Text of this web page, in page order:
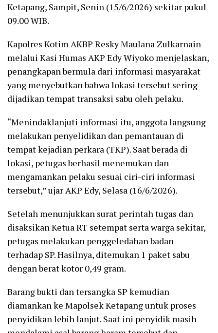
Ketapang, Sampit, Senin (15/6/2026) sekitar pukul
09.00 WIB.
Kapolres Kotim AKBP Resky Maulana Zulkarnain
melalui Kasi Humas AKP Edy Wiyoko menjelaskan,
penangkapan bermula dari informasi masyarakat
yang menyebutkan bahwa lokasi tersebut sering
dijadikan tempat transaksi sabu oleh pelaku.
“Menindaklanjuti informasi itu, anggota langsung
melakukan penyelidikan dan pemantauan di
tempat kejadian perkara (TKP). Saat berada di
lokasi, petugas berhasil menemukan dan
mengamankan pelaku sesuai ciri-ciri informasi
tersebut,” ujar AKP Edy, Selasa (16/6/2026).
Setelah menunjukkan surat perintah tugas dan
disaksikan Ketua RT setempat serta warga sekitar,
petugas melakukan penggeledahan badan
terhadap SP. Hasilnya, ditemukan 1 paket sabu
dengan berat kotor 0,49 gram.
Barang bukti dan tersangka SP kemudian
diamankan ke Mapolsek Ketapang untuk proses
penyidikan lebih lanjut. Saat ini penyidik masih